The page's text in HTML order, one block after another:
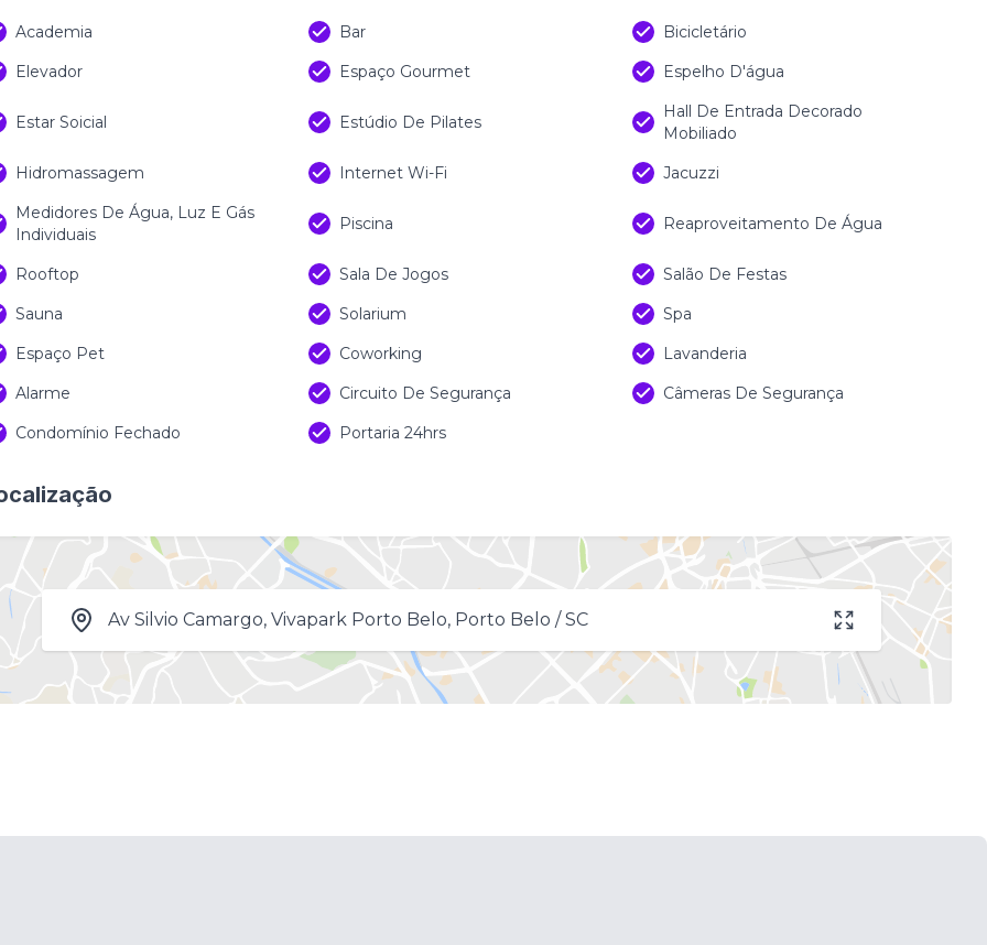
Academia Bar
Bicicletário
Elevador
Espaço Gourmet Espelho D'água
Estar Soicial Estúdio De Pilates
Hall De Entrada Decorado
Mobiliado
Hidromassagem
Internet Wi-Fi
Jacuzzi
Medidores De Água, Luz E Gás
Individuais
Piscina Reaproveitamento De Água
Rooftop Sala De Jogos
Salão De Festas
Sauna
Solarium
Spa
Espaço Pet
Coworking
Lavanderia
Alarme
Circuito De Segurança
Câmeras De Segurança
Condomínio Fechado
Portaria 24hrs
Av Silvio Camargo, Vivapark Porto Belo, Porto Belo / SC